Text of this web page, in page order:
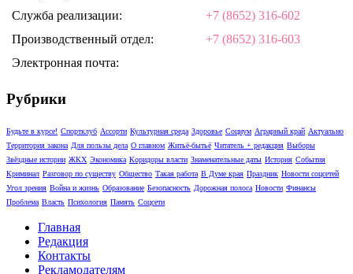
Служба реализации:
+7 (8652) 316-602
Производственный отдел:
+7 (8652) 316-603
Электронная почта:
Рубрики
Будьте в курсе! Спортклуб Ассорти Культурная среда Здоровье Социум Аграрный край Актуально
Территория закона Для пользы дела О главном Житьё-бытьё Читатель + редакция Выборы
Звёздные истории ЖКХ Экономика Коридоры власти Знаменательные даты История События
Криминал Разговор по существу Общество Такая работа В Думе края Праздник Новости соцсетей
Угол зрения Война и жизнь Образование Безопасность Дорожная полоса Новости Финансы
Проблема Власть Психология Память Соцсети
Главная
Редакция
Контакты
Рекламодателям